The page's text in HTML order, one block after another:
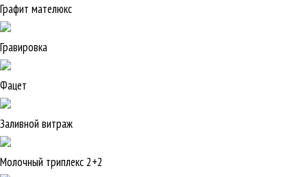
Графит мателюкс
Гравировка
Фацет
Заливной витраж
Молочный триплекс 2+2